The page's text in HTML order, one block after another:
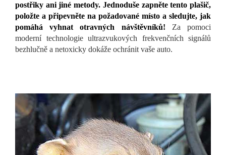
postřiky ani jiné metody. Jednoduše zapněte tento plašič,
položte a připevněte na požadované místo a sledujte, jak
pomáhá vyhnat otravných návštěvníků!
Za pomoci
moderní technologie ultrazvukových frekvenčních signálů
bezhlučně a netoxicky dokáže ochránit vaše auto.